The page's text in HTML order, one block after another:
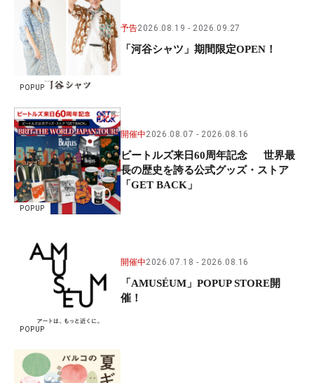
POPUP
予告2026.08.19 2026.09.27
「河谷シャツ」期間限定OPEN！
POPUP
開催中2026.08.07 2026.08.16
ビートルズ来日60周年記念 世界最
長の歴史を誇る公式グッズ・ストア
「GET BACK」
POPUP
開催中2026.07.18 2026.08.16
「AMUSÉUM」POPUP STORE開
催！